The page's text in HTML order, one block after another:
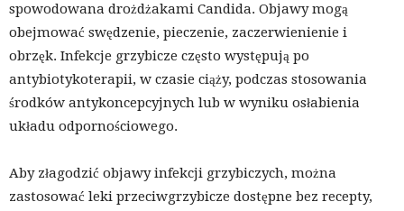
spowodowana drożdżakami Candida. Objawy mogą
obejmować swędzenie, pieczenie, zaczerwienienie i
obrzęk. Infekcje grzybicze często występują po
antybiotykoterapii, w czasie ciąży, podczas stosowania
środków antykoncepcyjnych lub w wyniku osłabienia
układu odpornościowego.
Aby złagodzić objawy infekcji grzybiczych, można
zastosować leki przeciwgrzybicze dostępne bez recepty,